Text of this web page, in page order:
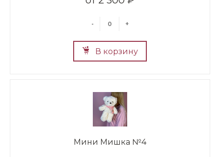
- +
В корзину
Мини Мишка №4